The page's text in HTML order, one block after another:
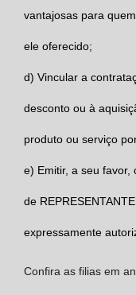
vantajosas para
ele oferecido;
d) Vincular a
desconto ou à
produto ou serviço
e) Emitir, a seu
de REPRESENTANTE
expressamente
Confira as filias em